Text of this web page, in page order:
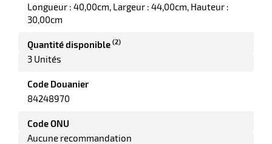
Longueur : 40,00cm Largeur : 44,00cm Hauteur :
30,00cm
Quantité disponible (2)
3 Unités
Code Douanier
84248970
Code ONU
Aucune recommandation